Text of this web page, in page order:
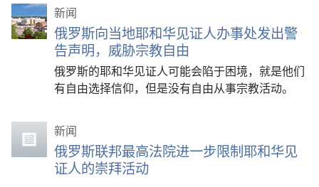
新闻
俄罗斯向当地耶和华见证人办事处发出警
告声明，威胁宗教自由
俄罗斯的耶和华见证人可能会陷于困境，就是他们
有自由选择信仰，但是没有自由从事宗教活动。
新闻
俄罗斯联邦最高法院进一步限制耶和华见
证人的崇拜活动